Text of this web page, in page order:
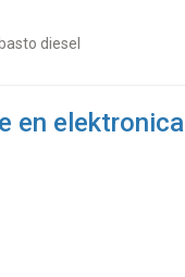
diesel
en elektronica